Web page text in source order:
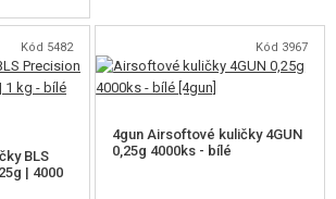
s možností rychlé výměny pružiny
kola 18:1
stylu ProWin
Kód 5482
BLS
| 4000
Kód 3967
4gun Airsoftové kuličky 4GUN
0,25g 4000ks - bílé